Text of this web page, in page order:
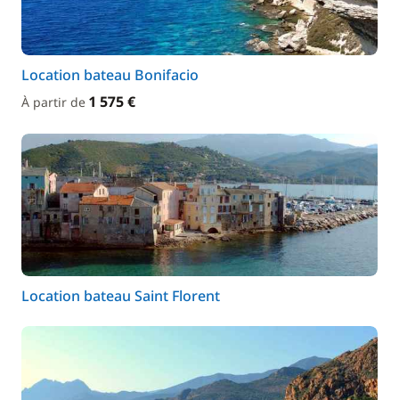
Location bateau Bonifacio
À partir de 1 575 €
Location bateau Saint Florent